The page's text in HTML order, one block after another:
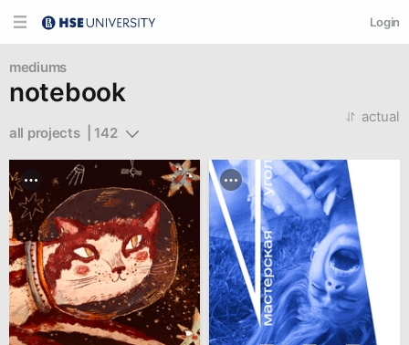
Login
mediums
notebook
all projects  | 142
actual